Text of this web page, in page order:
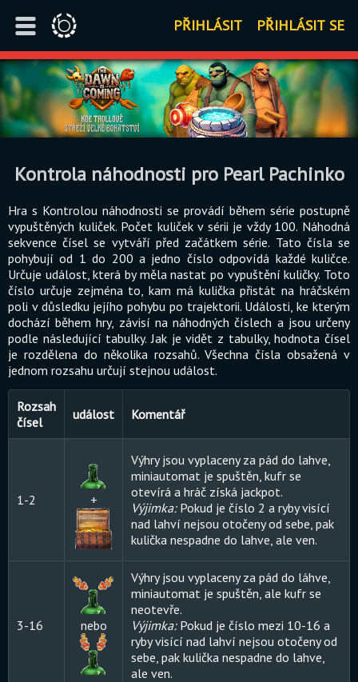
PŘIHLÁSIT PŘIHLÁSIT SE
Kontrola náhodnosti pro Pearl Pachinko
Hra s Kontrolou náhodnosti se provádí během série postupně
vypuštěných kuliček. Počet kuliček v sérii je vždy 100. Náhodná
sekvence čísel se vytváří před začátkem série. Tato čísla se
pohybují od 1 do 200 a jedno číslo odpovídá každé kuličce.
Určuje událost, která by měla nastat po vypuštění kuličky. Toto
číslo určuje zejména to, kam má kulička přistát na hráčském
poli v důsledku jejího pohybu po trajektorii. Události, ke kterým
dochází během hry, závisí na náhodných číslech a jsou určeny
podle následující tabulky. Jak je vidět z tabulky, hodnota čísel
je rozdělena do několika rozsahů. Všechna čísla obsažená v
jednom rozsahu určují stejnou událost.
Rozsah
čísel
událost Komentář
1-2 +
Výhry jsou vyplaceny za pád do lahve,
miniautomat je spuštěn, kufr se
otevírá a hráč získá jackpot.
Výjimka:Pokud je číslo 2 a ryby visící
nad lahví nejsou otočeny od sebe, pak
kulička nespadne do lahve, ale ven.
3-16 nebo
Výhry jsou vyplaceny za pád do láhve,
miniautomat je spuštěn, ale kufr se
neotevře.
Výjimka:Pokud je číslo mezi 10-16 a
ryby visící nad lahví nejsou otočeny od
sebe, pak kulička nespadne do lahve,
ale ven.